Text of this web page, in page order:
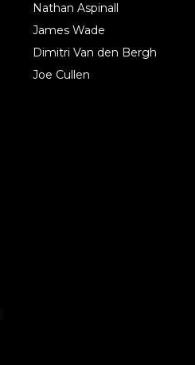
Nathan Aspinall
James Wade
Dimitri Van den Bergh
Joe Cullen